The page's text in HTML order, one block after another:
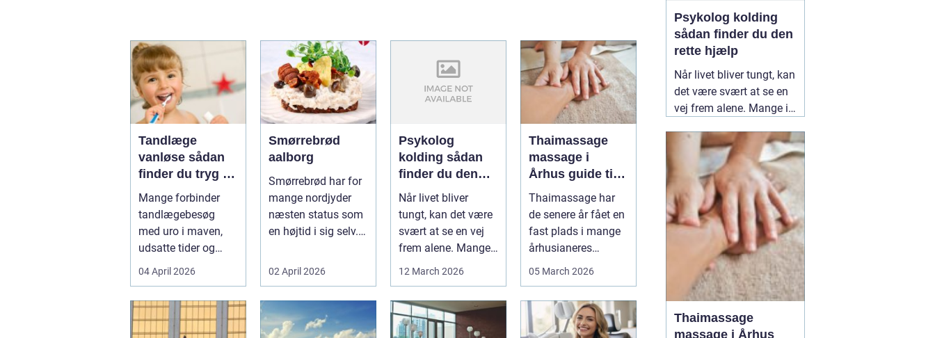
Tandlæge
vanløse sådan
finder du tryg og
professionel
tandpleje
Mange forbinder
tandlægebesøg
med uro i maven,
udsatte tider og
uoverskuelige priser.
04 April 2026
Smørrebrød
aalborg
Smørrebrød har for
mange nordjyder
næsten status som
en højtid i sig selv.
rugbrød me...
02 April 2026
Psykolog
kolding sådan
finder du den
rette hjælp
Når livet bliver
tungt, kan det være
svært at se en vej
frem alene. Mange i
Kolding og omegn
12 March 2026
Thaimassage
massage i
Århus guide til
afslapning,
smidighed og
bedre velvære
Thaimassage har
de senere år fået en
fast plads i mange
århusianeres
hverdag. Flere
05 March 2026
Psykolog kolding
sådan finder du den
rette hjælp
Når livet bliver tungt, kan
det være svært at se en
vej frem alene. Mange i
professionel støtte, når
mistrivsel, stress eller
konflikter i nære
relationer fylder for
meget. En12 March
2026
Thaimassage
massage i Århus